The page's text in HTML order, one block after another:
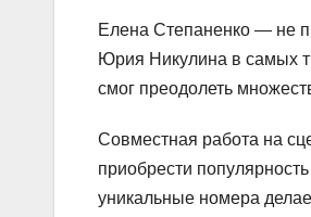
Елена Степаненко — не
Юрия Никулина в самых
смог преодолеть
Совместная работа на
приобрести
уникальные номера